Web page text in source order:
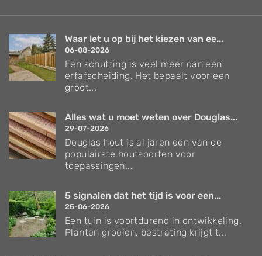
Waar let u op bij het kiezen van ee...
06-08-2026
Een schutting is veel meer dan een
erfafscheiding. Het bepaalt voor een
groot...
Alles wat u moet weten over Douglas...
29-07-2026
Douglas hout is al jaren een van de
populairste houtsoorten voor
toepassingen...
5 signalen dat het tijd is voor een...
25-06-2026
Een tuin is voortdurend in ontwikkeling.
Planten groeien, bestrating krijgt t...